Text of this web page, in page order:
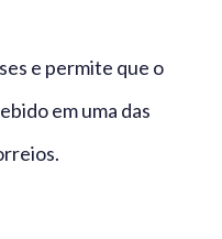
e permite que o
em uma das